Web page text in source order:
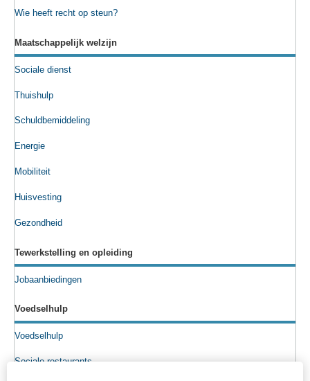
Wie heeft recht op steun?
Maatschappelijk welzijn
Sociale dienst
Thuishulp
Schuldbemiddeling
Energie
Mobiliteit
Huisvesting
Gezondheid
Tewerkstelling en opleiding
Jobaanbiedingen
Voedselhulp
Voedselhulp
Sociale restaurants